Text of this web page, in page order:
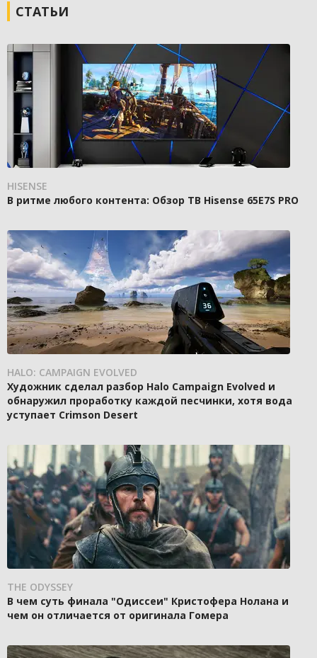
СТАТЬИ
HISENSE
В ритме любого контента: Обзор ТВ Hisense 65E7S PRO
HALO: CAMPAIGN EVOLVED
Художник сделал разбор Halo Campaign Evolved и
обнаружил проработку каждой песчинки, хотя вода
уступает Crimson Desert
THE ODYSSEY
В чем суть финала "Одиссеи" Кристофера Нолана и
чем он отличается от оригинала Гомера